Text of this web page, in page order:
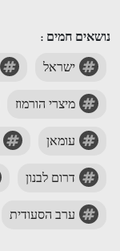
נושאים חמים :
ישראל
מיצרי הורמוז
עומאן
דרום לבנון
ערב הסעודית